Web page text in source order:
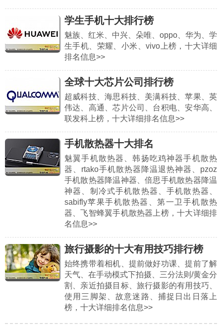
学生手机十大排行榜
魅族、红米、中兴、朵唯、oppo、华为、学
生手机、荣耀、小米、vivo上榜，十大详细
排名信息>>
全球十大芯片公司排行榜
超威科技、海思科技、美满科技、苹果、英
伟达、高通、芯片公司、台积电、安华高、
联发科上榜，十大详细排名信息>>
手机散热器十大排名
魅翼手机散热器、韩扬吃鸡神器手机散热
器、rtako手机散热器降温退热神器、pzoz
手机散热器降温神器、倍思手机散热器降温
神器、制冷式手机散热器、手机散热器、
sabifly苹果手机散热器、第一卫手机散热
器、飞智蜂翼手机散热器上榜，十大详细排
名信息>>
旅行摄影的十大有用技巧排行榜
始终携带着相机、提前做好功课、提前了解
天气、在手动模式下拍摄、三分法则/黄金分
割、亲近拍摄目标、旅行摄影的有用技巧、
使用三脚架、故意迷路、捕捉日出日落上
榜，十大详细排名信息>>